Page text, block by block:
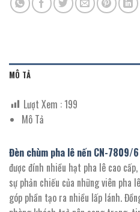
MÔ TẢ
Lượt Xem :199
Mô Tả
Đèn chùm pha lê nến CN-7809/6
được đính nhiều hạt pha lê cao
sự phản chiếu của những viên pha
góp phần tạo ra nhiều lấp lánh.